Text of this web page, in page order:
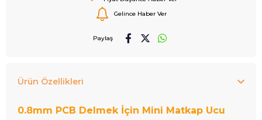
Gelince Haber Ver
Paylaş
Ürün Özellikleri
0.8mm PCB Delmek İçin Mini Matkap Ucu